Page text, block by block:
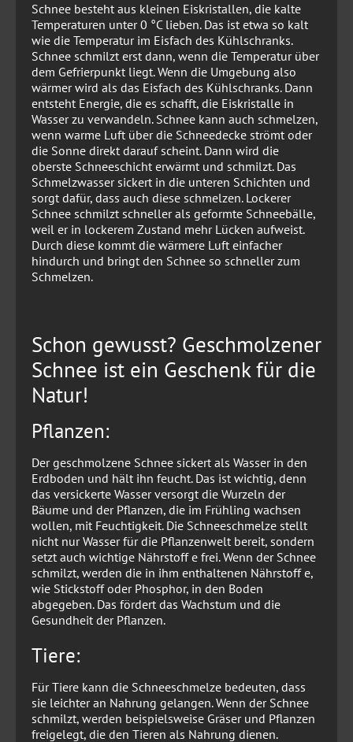
Schnee besteht aus kleinen Eiskristallen, die kalte
Temperaturen unter 0 °C lieben. Das ist etwa so kalt
wie die Temperatur im Eisfach des Kühlschranks.
Schnee schmilzt erst dann, wenn die Temperatur über
dem Gefrierpunkt liegt. Wenn die Umgebung also
wärmer wird als das Eisfach des Kühlschranks. Dann
entsteht Energie, die es schafft, die Eiskristalle in
Wasser zu verwandeln. Schnee kann auch schmelzen,
wenn warme Luft über die Schneedecke strömt oder
die Sonne direkt darauf scheint. Dann wird die
oberste Schneeschicht erwärmt und schmilzt. Das
Schmelzwasser sickert in die unteren Schichten und
sorgt dafür, dass auch diese schmelzen. Lockerer
Schnee schmilzt schneller als geformte Schneebälle,
weil er in lockerem Zustand mehr Lücken aufweist.
Durch diese kommt die wärmere Luft einfacher
hindurch und bringt den Schnee so schneller zum
Schmelzen.
Schon gewusst? Geschmolzener
Schnee ist ein Geschenk für die
Natur!
Pflanzen:
Der geschmolzene Schnee sickert als Wasser in den
Erdboden und hält ihn feucht. Das ist wichtig, denn
das versickerte Wasser versorgt die Wurzeln der
Bäume und der Pflanzen, die im Frühling wachsen
wollen, mit Feuchtigkeit. Die Schneeschmelze stellt
nicht nur Wasser für die Pflanzenwelt bereit, sondern
setzt auch wichtige Nährstoff e frei. Wenn der Schnee
schmilzt, werden die in ihm enthaltenen Nährstoff e,
wie Stickstoff oder Phosphor, in den Boden
abgegeben. Das fördert das Wachstum und die
Gesundheit der Pflanzen.
Tiere:
Für Tiere kann die Schneeschmelze bedeuten, dass
sie leichter an Nahrung gelangen. Wenn der Schnee
schmilzt, werden beispielsweise Gräser und Pflanzen
freigelegt, die den Tieren als Nahrung dienen.